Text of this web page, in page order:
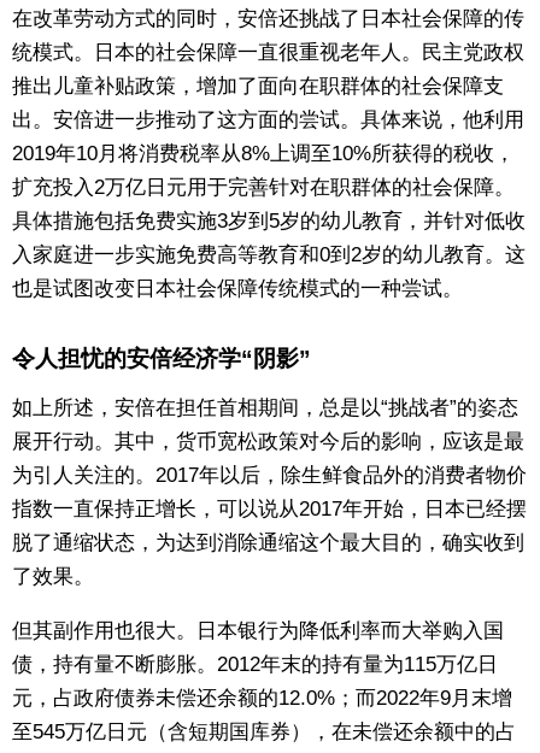
在改革劳动方式的同时，安倍还挑战了日本社会保障的传
统模式。日本的社会保障一直很重视老年人。民主党政权
推出儿童补贴政策，增加了面向在职群体的社会保障支
出。安倍进一步推动了这方面的尝试。具体来说，他利用
2019年10月将消费税率从8%上调至10%所获得的税收，
扩充投入2万亿日元用于完善针对在职群体的社会保障。
具体措施包括免费实施3岁到5岁的幼儿教育，并针对低收
入家庭进一步实施免费高等教育和0到2岁的幼儿教育。这
也是试图改变日本社会保障传统模式的一种尝试。
令人担忧的安倍经济学“阴影”
如上所述，安倍在担任首相期间，总是以“挑战者”的姿态
展开行动。其中，货币宽松政策对今后的影响，应该是最
为引人关注的。2017年以后，除生鲜食品外的消费者物价
指数一直保持正增长，可以说从2017年开始，日本已经摆
脱了通缩状态，为达到消除通缩这个最大目的，确实收到
了效果。
但其副作用也很大。日本银行为降低利率而大举购入国
债，持有量不断膨胀。2012年末的持有量为115万亿日
元，占政府债券未偿还余额的12.0%；而2022年9月末增
至545万亿日元（含短期国库券），在未偿还余额中的占